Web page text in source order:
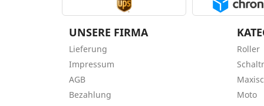
UNSERE FIRMA
Lieferung
Impressum
AGB
Bezahlung
Roller
Moto